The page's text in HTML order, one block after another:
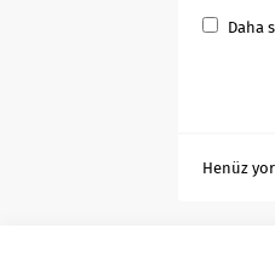
Daha
Henüz